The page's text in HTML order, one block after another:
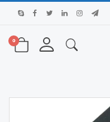
0